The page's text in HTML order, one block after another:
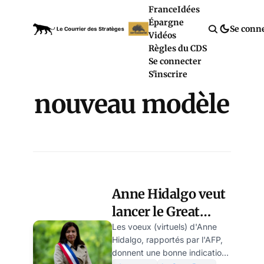
FranceIdées
Épargne
Vidéos
Règles du CDS
Se connecter
S'inscrire
Se
nouveau modèle
Anne Hidalgo veut
lancer le Great
Reset à Paris dès
2021
Les voeux (virtuels) d'Anne
Hidalgo, rapportés par l'AFP,
donnent une bonne indication